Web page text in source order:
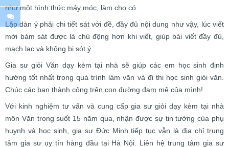
như một hình thức máy móc, làm cho có.
Lập dàn ý phải chi tiết sát với đề, đầy đủ nội dung như vậy, lúc viết
mới bám sát được là chủ động hơn khi viết, giúp bài viết đầy đủ,
mạch lạc và không bị sót ý.
Gia sư giỏi Văn dạy kèm tại nhà sẽ giúp các em học sinh định
hướng tốt nhất trong quá trình làm văn và đi thi học sinh giỏi văn.
Chúc các bạn thành công trên con đường đam mê của mình!
Với kinh nghiệm tư vấn và cung cấp gia sư giỏi dạy kèm tại nhà
môn Văn trong suốt 15 năm qua, nhận được sự tin tưởng của phụ
huynh và học sinh, gia sư Đức Minh tiếp tục vẫn là địa chỉ trung
tâm gia sư uy tín hàng đầu tại Hà Nội. Liên hệ trung tâm gia sư